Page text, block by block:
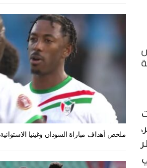
ملخص أهداف مباراة السودان وغينيا الاستوائية